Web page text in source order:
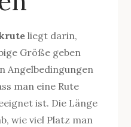
liegt darin,
Größe geben
Angelbedingungen
man eine Rute
ist. Die Länge
wie viel Platz man